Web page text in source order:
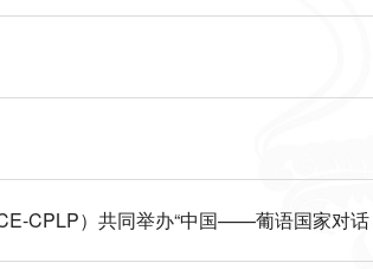
CPLP）共同举办“中国——葡语国家对